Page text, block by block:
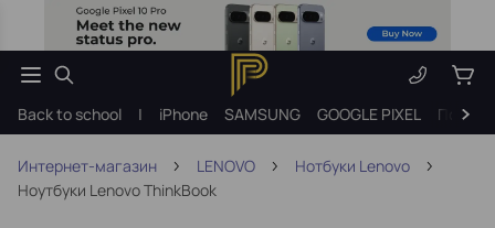
Back to school | iPhone SAMSUNG GOOGLE PIXEL
Интернет-магазин LENOVO
Нотбуки Lenovo
Ноутбуки Lenovo ThinkBook